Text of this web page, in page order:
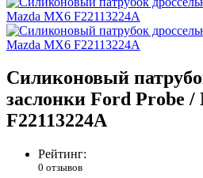
Силиконовый
заслонки Ford Probe
F22113224A
Рейтинг:
0 отзывов